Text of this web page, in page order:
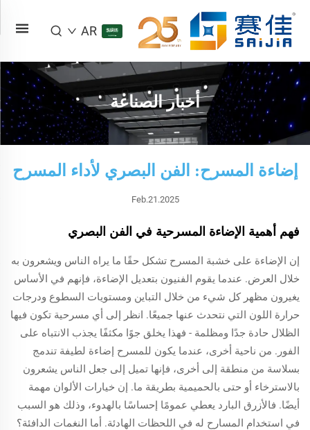
AR
أخبار الصناعة
إضاءة المسرح: الفن البصري لأداء المسرح
Feb.21.2025
فهم أهمية الإضاءة المسرحية في الفن البصري
إن الإضاءة على خشبة المسرح تشكل حقًا ما يراه الناس ويشعرون به
خلال العرض. عندما يقوم الفنيون بتعديل الإضاءة، فإنهم في الأساس
يغيرون مظهر كل شيء من خلال التباين ومستويات السطوع ودرجات
حرارة اللون التي نتحدث عنها جميعًا. انظر إلى أي مسرحية تكون فيها
الظلال حادة جدًا ومظلمة - فهذا يخلق جوًا مكثفًا يجذب الانتباه على
الفور. من ناحية أخرى، عندما يكون للمسرح إضاءة لطيفة تندمج
بسلاسة من منطقة إلى أخرى، فإنها تميل إلى جعل الناس يشعرون
بالاسترخاء أو حتى بالحميمية بطريقة ما. إن خيارات الألوان مهمة
أيضًا. فالأزرق البارد يعطي عمومًا إحساسًا بالهدوء، وذلك هو السبب
في استخدام المسارح له في اللحظات الهادئة. أما النغمات الدافئة؟